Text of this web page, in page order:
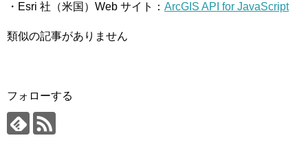
・Esri 社（米国）Web サイト： ArcGIS API for JavaScript
類似の記事がありません
フォローする